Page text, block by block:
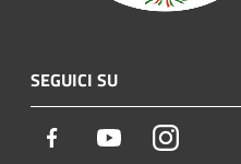
SEGUICI SU
Facebook YoutubeInstagram